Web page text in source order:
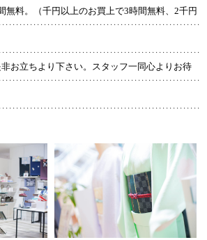
無料。（千円以上のお買上で3時間無料、2千円
お立ちより下さい。スタッフ一同心よりお待